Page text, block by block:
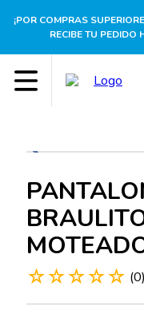
¡POR COMPRAS
RECIBE TU PEDIDO
☆☆☆☆☆ (0)